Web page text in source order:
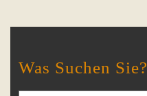
Was Suchen Sie?